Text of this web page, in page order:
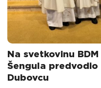
Na svetkovinu
Šengula
Dubovcu